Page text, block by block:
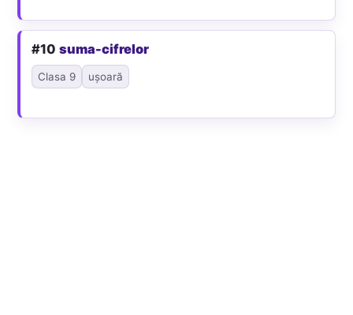
#10suma-cifrelor
Clasa 9 ușoară